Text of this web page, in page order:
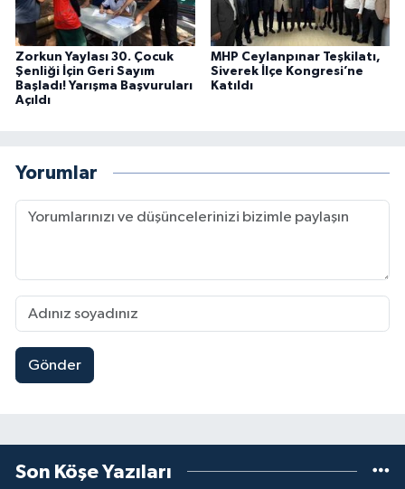
Zorkun Yaylası 30. Çocuk
Şenliği İçin Geri Sayım
Başladı! Yarışma Başvuruları
Açıldı
MHP Ceylanpınar Teşkilatı,
Siverek İlçe Kongresi’ne
Katıldı
Yorumlar
Gönder
Son Köşe Yazıları